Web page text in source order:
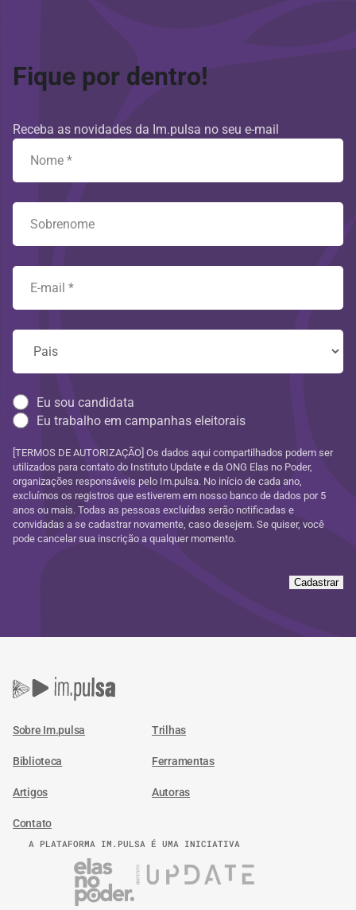
Fique por dentro!
Receba as novidades da Im.pulsa no seu e-mail
Eu sou candidata
Eu trabalho em campanhas eleitorais
[TERMOS DE AUTORIZAÇÃO] Os dados aqui compartilhados podem ser
utilizados para contato do Instituto Update e da ONG Elas no Poder,
organizações responsáveis pelo Im.pulsa. No início de cada ano,
excluímos os registros que estiverem em nosso banco de dados por 5
anos ou mais. Todas as pessoas excluídas serão notificadas e
convidadas a se cadastrar novamente, caso desejem. Se quiser, você
pode cancelar sua inscrição a qualquer momento.
Cadastrar
Sobre Im.pulsa Trilhas
Biblioteca Ferramentas
Artigos Autoras
Contato
A PLATAFORMA IM.PULSA É UMA INICIATIVA